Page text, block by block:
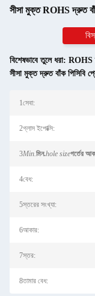
সীসা মুক্ত ROHS দ্রুত
বিশেষভাবে তুলে ধরা: ROHS
সীসা মুক্ত দ্রুত বাঁক পিসিবি
1সেবা:
2গ্লাস ইপোক্সি:
3Min.মিন.hole sizeগর্তের
4বেধ:
5স্তরের সংখ্যা:
6আকার:
7স্তর:
8তামার বেধ: